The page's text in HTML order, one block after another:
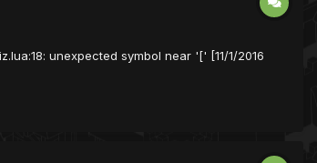
unexpected symbol near '[' [11/1/2016